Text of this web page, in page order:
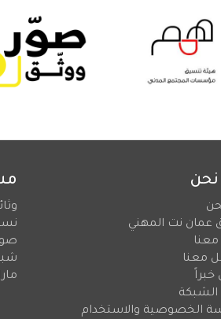
عمان نت المهني
معنا
معنا
الشبكة
الخصوصية والاستخدام